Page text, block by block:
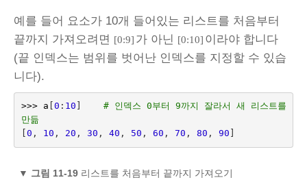
예를 들어 요소가 10개 들어있는 리스트를 처음부터
끝까지 가져오려면 [0:9] 가 아닌 [0:10] 이라야 합니다
(끝 인덱스는 범위를 벗어난 인덱스를 지정할 수 있습
니다).
>>> a 0 : 10
# 인덱스 0부터 9까지 잘라서 새 리스트를
만듦
0 , 10 , 20 , 30 , 40 , 50 , 60 , 70 , 80 , 90
▼ 그림 11-19리스트를 처음부터 끝까지 가져오기